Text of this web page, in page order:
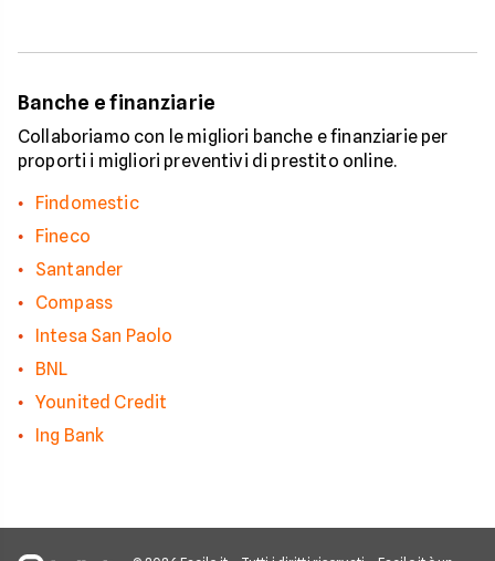
Banche e finanziarie
Collaboriamo con le migliori banche e finanziarie per
proporti i migliori preventivi di prestito online.
Findomestic
Fineco
Santander
Compass
Intesa San Paolo
BNL
Younited Credit
Ing Bank